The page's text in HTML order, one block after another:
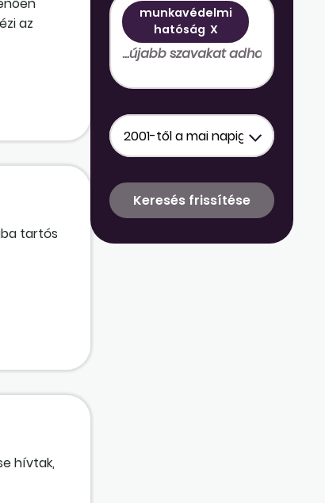
az
tartós
hívtak,
munkavédelmi
hatóság X